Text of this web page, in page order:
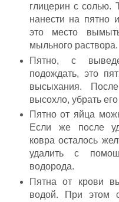
глицерин с солью.
нанести на пятно
это место
мыльного раствора.
Пятно, с
подождать, это
высыхания.
высохло, убрать
Пятно от яйца
Если же после
ковра осталось
удалить с
водорода.
Пятна от крови
водой. При этом